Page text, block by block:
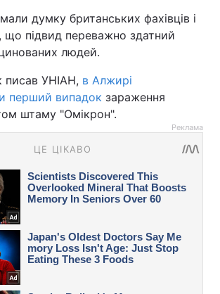
думку британських фахівців і
що підвид переважно здатний
людей.
писав УНІАН, в Алжирі
перший випадок зараження
штаму "Омікрон".
Реклама